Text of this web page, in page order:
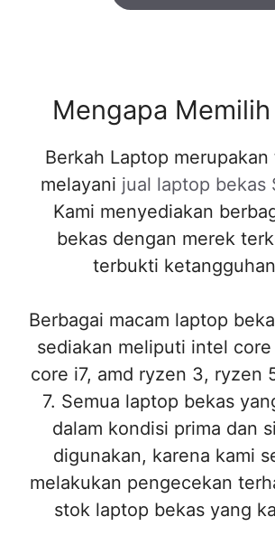
Mengapa Memilih
Berkah Laptop
melayani jual laptop bekas
Kami menyediakan
bekas dengan merek
terbukti
Berbagai macam laptop
sediakan meliputi intel
core i7, amd ryzen 3, ryzen
7. Semua laptop bekas
dalam kondisi prima dan
digunakan, karena kami
melakukan pengecekan
stok laptop bekas yang